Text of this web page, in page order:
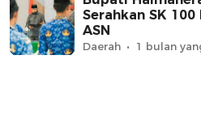
Serahkan SK
ASN
Daerah 1 bulan